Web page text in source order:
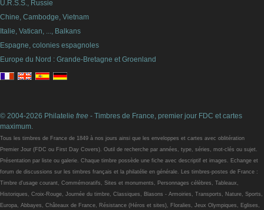
U.R.S.S., Russie
Chine, Cambodge, Vietnam
Italie, Vatican, ..., Balkans
Espagne, colonies espagnoles
Europe du Nord : Grande-Bretagne et Groenland
© 2004-2026 Philatelie free - Timbres de France, premier jour FDC et cartes
maximum.
Tous les timbres de France de 1849 à nos jours ainsi que les enveloppes et cartes avec oblitération
Premier Jour (FDC ou First Day Covers). Outil de recherche par années, type, séries, mot-clés ou sujet.
Présentation par liste ou galerie. Chaque timbre possède une fiche avec descriptif et images. Echange et
forum de discussions sur les timbres français et la philatélie en générale. Les timbres-postes de France :
Timbre d'usage courant, Commémoratifs, Sites et monuments, Personnages célèbres, Tableaux,
Historiques, Croix-Rouge, Journée du timbre, Classiques, Blasons - Armoiries, Transports, Nature, Sports,
Europa, Abbayes, Châteaux de France, Résistance (Héros et sites), Floralies, Jeux Olympiques, Eglises,